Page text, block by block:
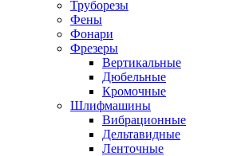
Труборезы
Фены
Фонари
Фрезеры
Вертикальные
Дюбельные
Кромочные
Шлифмашины
Вибрационные
Дельтавидные
Ленточные